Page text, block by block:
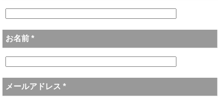
お名前 *
メールアドレス *